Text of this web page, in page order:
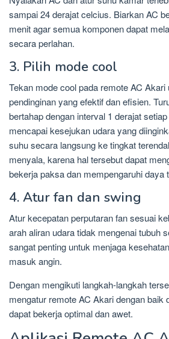
sampai 24 derajat celcius. Biarkan AC
menit agar semua komponen dapat
secara perlahan.
3. Pilih mode cool
Tekan mode cool pada remote AC
pendinginan yang efektif dan efisien.
bertahap dengan interval 1 derajat
mencapai kesejukan udara yang
suhu secara langsung ke tingkat
menyala, karena hal tersebut dapat
bekerja paksa dan mempengaruhi daya
4. Atur fan dan swing
Atur kecepatan perputaran fan sesuai
arah aliran udara tidak mengenai tubuh
sangat penting untuk menjaga
masuk angin.
Dengan mengikuti langkah-langkah
mengatur remote AC Akari dengan baik
dapat bekerja optimal dan awet.